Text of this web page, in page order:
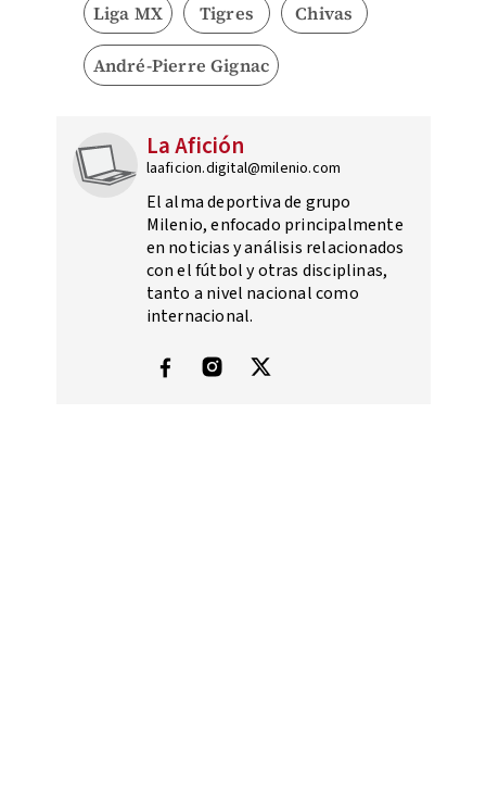
Liga MX Tigres Chivas
André-Pierre Gignac
La Afición
laaficion.digital@milenio.com
El alma deportiva de grupo
Milenio, enfocado principalmente
en noticias y análisis relacionados
con el fútbol y otras disciplinas,
tanto a nivel nacional como
internacional.